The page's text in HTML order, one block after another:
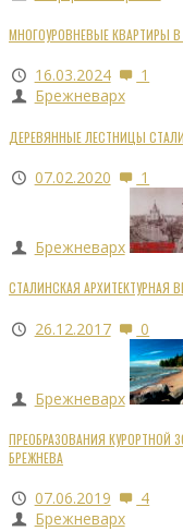
МНОГОУРОВНЕВЫЕ КВАРТИРЫ
16.03.2024
1
Брежневарх
ДЕРЕВЯННЫЕ ЛЕСТНИЦЫ
07.02.2020 1
Брежневарх
СТАЛИНСКАЯ АРХИТЕКТУРНАЯ
26.12.2017 0
Брежневарх
ПРЕОБРАЗОВАНИЯ КУРОРТНОЙ
БРЕЖНЕВА
07.06.2019
4
Брежневарх